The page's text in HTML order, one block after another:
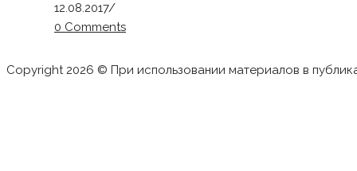
12.08.2017/
0 Comments
Copyright 2026 © При использовании материалов в